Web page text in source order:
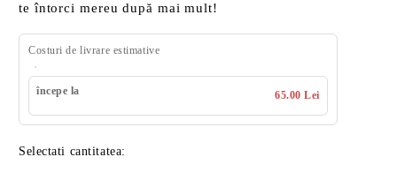
te întorci mereu după mai mult!
Costuri de livrare estimative
începe la 65.00 Lei
Selectati cantitatea: